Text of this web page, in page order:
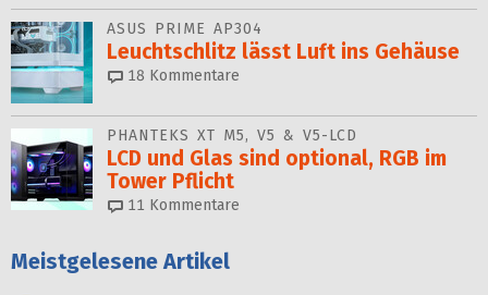
ASUS PRIME AP304
Leuchtschlitz lässt Luft ins Gehäuse
18 Kommentare
PHANTEKS XT M5, V5 & V5-LCD
LCD und Glas sind optional, RGB im
Tower Pflicht
11 Kommentare
Meistgelesene Artikel